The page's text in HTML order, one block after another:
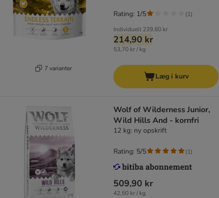
7 varianter
Individuelt 239,60 kr
214,90 kr
53,70 kr / kg
Rating: 1/5 (1)
Læg i kurv
Wolf of Wilderness Junior,
Wild Hills And - kornfri
12 kg: ny opskrift
509,90 kr
42,50 kr / kg
Rating: 5/5 (1)